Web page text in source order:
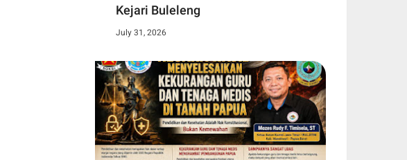
Kejari Buleleng
July 31, 2026